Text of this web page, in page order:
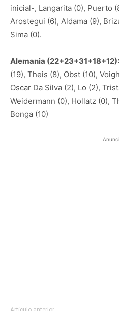
inicial-, Langarita (0), Puerto
Arostegui (6), Aldama (9),
Sima (0).
Alemania (22+23+31+18+12):
(19), Theis (8), Obst (10),
Oscar Da Silva (2), Lo (2),
Weidermann (0), Hollatz (0),
Bonga (10)